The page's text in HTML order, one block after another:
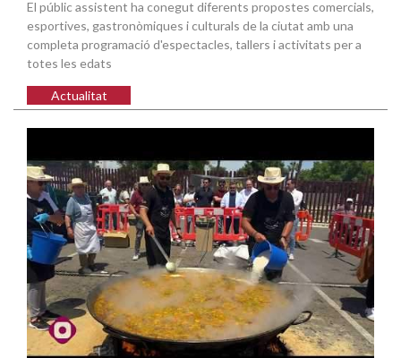
El públic assistent ha conegut diferents propostes comercials,
esportives, gastronòmiques i culturals de la ciutat amb una
completa programació d'espectacles, tallers i activitats per a
totes les edats
Actualitat